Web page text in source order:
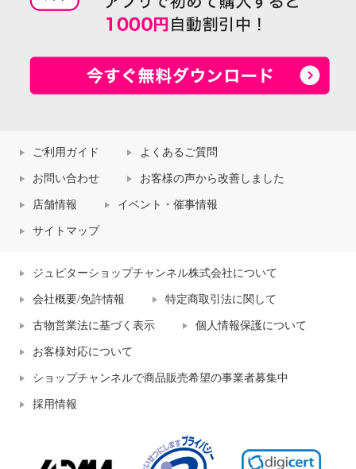
ご利用ガイド よくあるご質問
お問い合わせ お客様の声から改善しました
店舗情報 イベント・催事情報
サイトマップ
ジュピターショップチャンネル株式会社について
会社概要/免許情報 特定商取引法に関して
古物営業法に基づく表示 個人情報保護について
お客様対応について
ショップチャンネルで商品販売希望の事業者募集中
採用情報